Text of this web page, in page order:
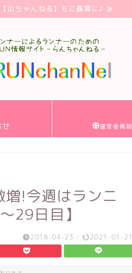
【山ちゃんねる】もご贔屓に♪
せ 運営者情報
!今週はランニ
29日目】
2018-04-23 / 2021-01-21